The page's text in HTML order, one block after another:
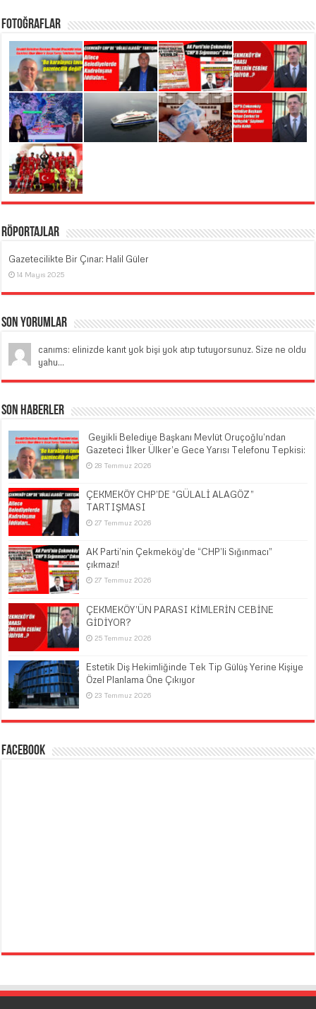
Fotoğraflar
Röportajlar
Gazetecilikte Bir Çınar: Halil Güler
14 Mayıs 2025
Son Yorumlar
canıms: elinizde kanıt yok bişi yok atıp tutuyorsunuz. Size ne oldu
yahu...
Son Haberler
​ Geyikli Belediye Başkanı Mevlüt Oruçoğlu’ndan
Gazeteci İlker Ülker’e Gece Yarısı Telefonu Tepkisi:
28 Temmuz 2026
ÇEKMEKÖY CHP’DE “GÜLALİ ALAGÖZ”
TARTIŞMASI
27 Temmuz 2026
AK Parti’nin Çekmeköy’de “CHP’li Sığınmacı”
çıkmazı!
27 Temmuz 2026
ÇEKMEKÖY’ÜN PARASI KİMLERİN CEBİNE
GİDİYOR?
25 Temmuz 2026
Estetik Diş Hekimliğinde Tek Tip Gülüş Yerine Kişiye
Özel Planlama Öne Çıkıyor
23 Temmuz 2026
Facebook